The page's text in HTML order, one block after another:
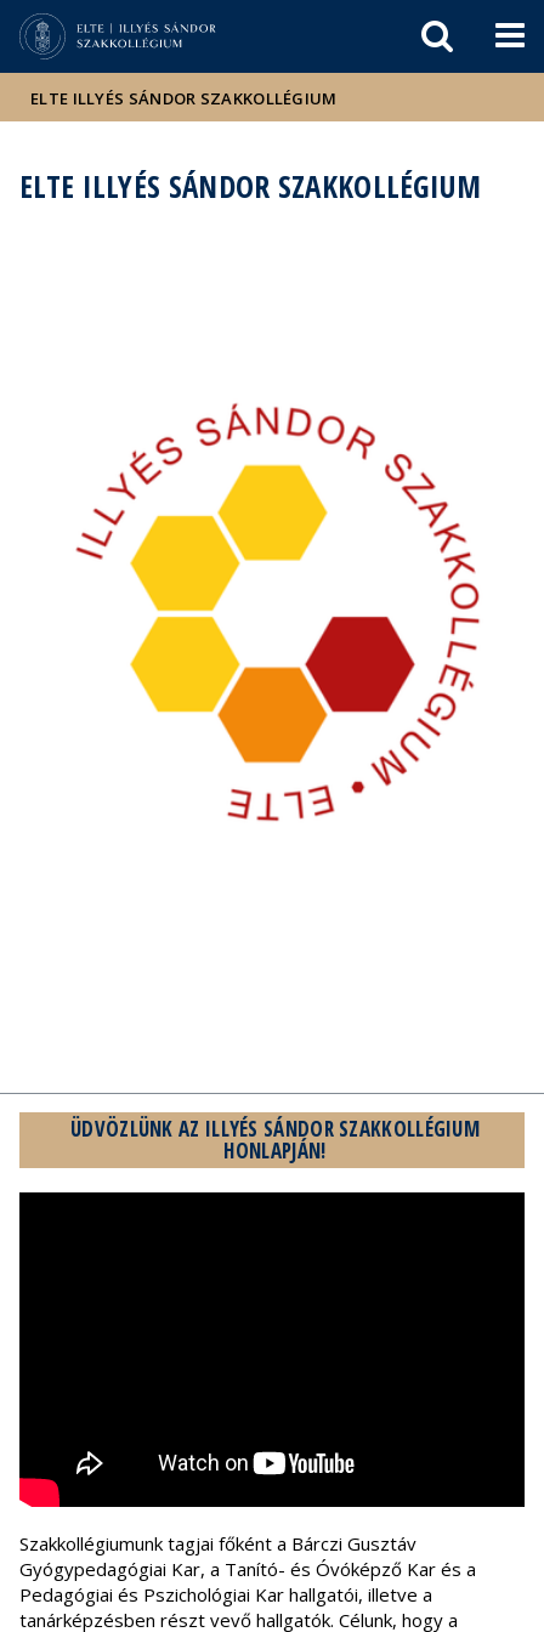
Események
sajtóban
ELTE ILLYÉS SÁNDOR SZAKKOLLÉGIUM
ELTE ILLYÉS SÁNDOR SZAKKOLLÉGIUM
ÜDVÖZLÜNK AZ ILLYÉS SÁNDOR SZAKKOLLÉGIUM
HONLAPJÁN!
Szakkollégiumunk tagjai főként a Bárczi Gusztáv
Gyógypedagógiai Kar, a Tanító- és Óvóképző Kar és a
Pedagógiai és Pszichológiai Kar hallgatói, illetve a
tanárképzésben részt vevő hallgatók. Célunk, hogy a